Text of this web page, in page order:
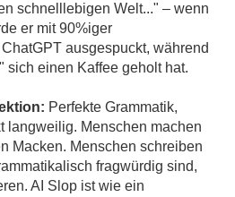
schnelllebigen Welt..." – wenn
er mit 90%iger
ausgespuckt, während
sich einen Kaffee geholt hat.
Perfekte Grammatik,
langweilig. Menschen machen
Macken. Menschen schreiben
fragwürdig sind,
AI Slop ist wie ein